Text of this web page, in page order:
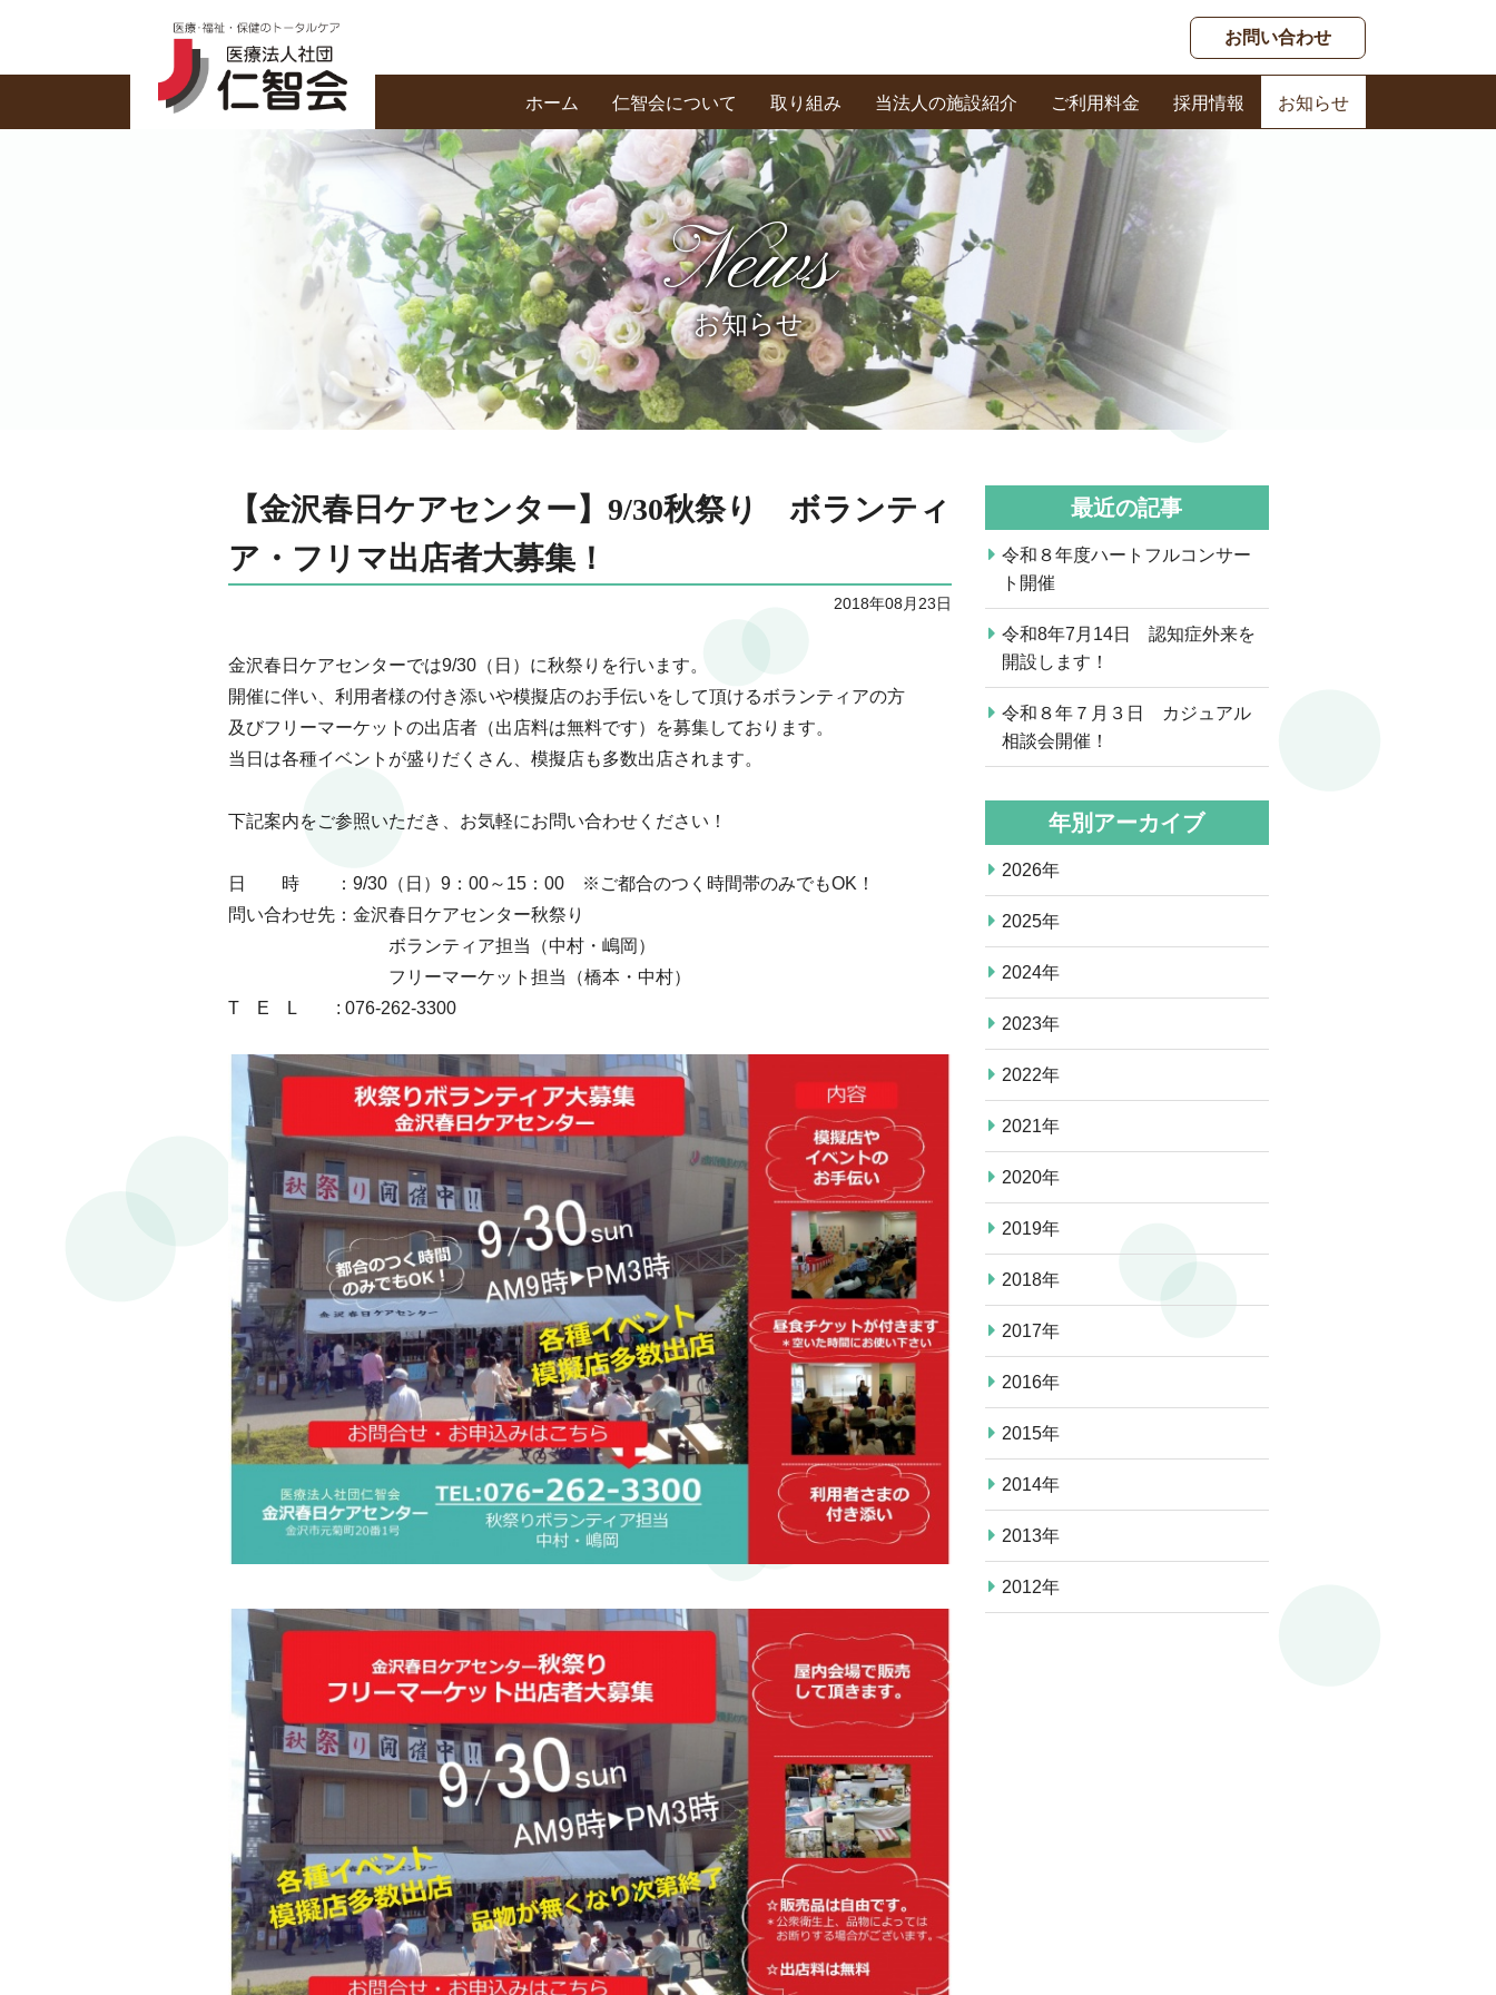
お問い合わせ
ホーム 仁智会について
基本理念・あいさつ
創業の精神
私たちの信条
取り組み 当法人の施設紹介 ご利用料金
春日ケアセンター
採用情報 お知らせ
News
お知らせ
【金沢春日ケアセンター】9/30秋祭り ボランティ
ア・フリマ出店者大募集！
2018年08月23日
金沢春日ケアセンターでは9/30（日）に秋祭りを行います。
開催に伴い、利用者様の付き添いや模擬店のお手伝いをして頂けるボランティアの方
及びフリーマーケットの出店者（出店料は無料です）を募集しております。
当日は各種イベントが盛りだくさん、模擬店も多数出店されます。
下記案内をご参照いただき、 お気軽にお問い合わせください！
日 時 ：9/30（日）9：00～15：00 ※ご都合のつく時間帯のみでもOK！
問い合わせ先：金沢春日ケアセンター秋祭り
ボランティア担当（中村・嶋岡）
フリーマーケット担当（橋本・中村）
T E L : 076-262-3300
最近の記事
令和８年度ハートフルコンサー
ト開催
令和8年7月14日 認知症外来を
開設します！
令和８年７月３日 カジュアル
相談会開催！
年別アーカイブ
2026年
2025年
2024年
2023年
2022年
2021年
2020年
2019年
2018年
2017年
2016年
2015年
2014年
2013年
2012年